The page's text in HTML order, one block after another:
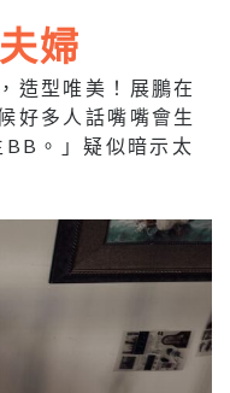
婦
造型唯美！展鵬在
好多人話嘴嘴會生
。」疑似暗示太